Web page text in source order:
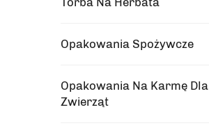
Opakowania Spożywcze
Opakowania Na Karmę Dla
Zwierząt